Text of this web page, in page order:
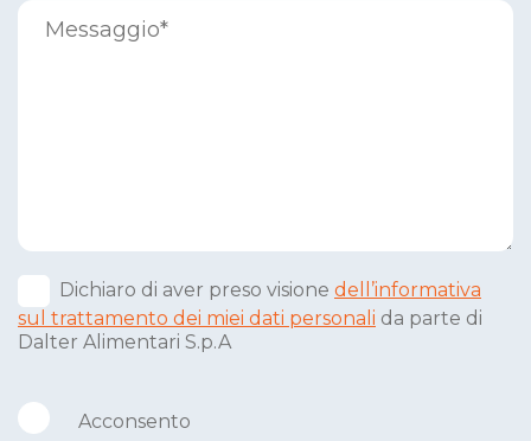
Dichiaro di aver preso visione dell’informativa
sul trattamento dei miei dati personali da parte di
Dalter Alimentari S.p.A
Acconsento